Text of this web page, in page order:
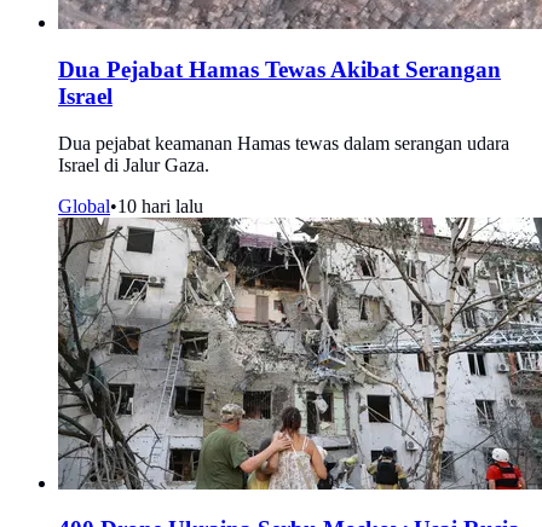
Dua Pejabat Hamas Tewas Akibat Serangan
Israel
Dua pejabat keamanan Hamas tewas dalam serangan udara
Israel di Jalur Gaza.
Global•10 hari lalu